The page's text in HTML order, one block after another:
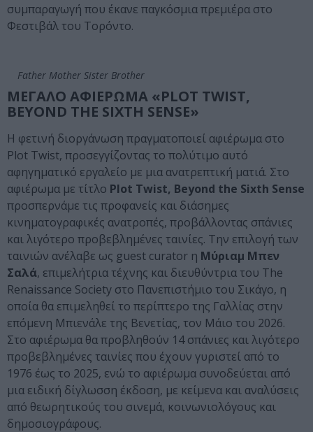
συμπαραγωγή που έκανε παγκόσμια πρεμιέρα στο
Φεστιβάλ του Τορόντο.
Father Mother Sister Brother
ΜΕΓΑΛΟ ΑΦΙΕΡΩΜΑ «PLOT TWIST,
BEYOND THE SIXTH SENSE»
Η φετινή διοργάνωση πραγματοποιεί αφιέρωμα στο
Plot Twist, προσεγγίζοντας το πολύτιμο αυτό
αφηγηματικό εργαλείο με μια ανατρεπτική ματιά. Στο
αφιέρωμα με τίτλο Plot Twist, Beyond the Sixth Sense
προσπερνάμε τις προφανείς και διάσημες
κινηματογραφικές ανατροπές, προβάλλοντας σπάνιες
και λιγότερο προβεβλημένες ταινίες. Την επιλογή των
ταινιών ανέλαβε ως guest curator η Μύριαμ Μπεν
Σαλά, επιμελήτρια τέχνης και διευθύντρια του The
Renaissance Society στο Πανεπιστήμιο του Σικάγο, η
οποία θα επιμεληθεί το περίπτερο της Γαλλίας στην
επόμενη Μπιενάλε της Βενετίας, τον Μάιο του 2026.
Στο αφιέρωμα θα προβληθούν 14 σπάνιες και λιγότερο
προβεβλημένες ταινίες που έχουν γυριστεί από το
1976 έως το 2025, ενώ το αφιέρωμα συνοδεύεται από
μια ειδική δίγλωσση έκδοση, με κείμενα και αναλύσεις
από θεωρητικούς του σινεμά, κοινωνιολόγους και
δημοσιογράφους.